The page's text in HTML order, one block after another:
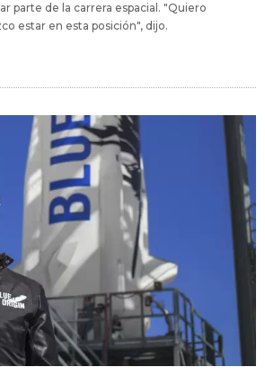
parte de la carrera espacial. "Quiero
estar en esta posición", dijo.